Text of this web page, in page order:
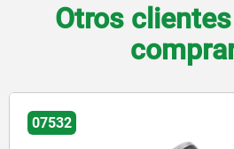
Otros
NUEVO